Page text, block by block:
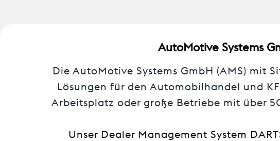
AutoMotive Systems
Die AutoMotive Systems GmbH (AMS) mit
Lösungen für den Automobilhandel und
Arbeitsplatz oder große Betriebe mit über
Unser Dealer Management System